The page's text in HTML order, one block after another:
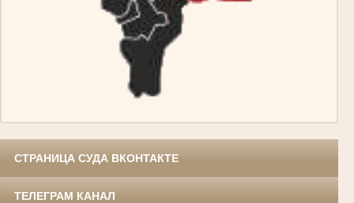
СТРАНИЦА СУДА ВКОНТАКТЕ
ТЕЛЕГРАМ КАНАЛ